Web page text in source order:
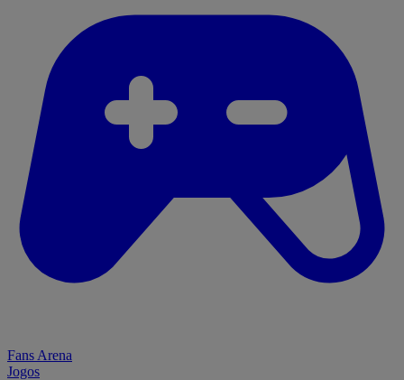
Fans Arena
Jogos